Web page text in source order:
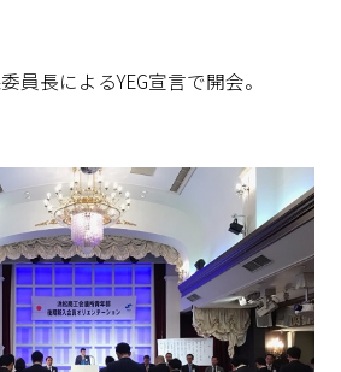
長によるYEG宣言で開会。